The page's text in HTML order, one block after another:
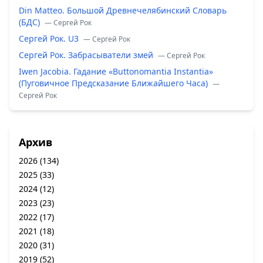
Din Matteo. Большой Древнечелябинский Словарь
(БДС) — Сергей Рок
Сергей Рок. U3 — Сергей Рок
Сергей Рок. Забрасыватели змей — Сергей Рок
Iwen Jacobia. Гадание «Buttonomantia Instantia»
(Пуговичное Предсказание Ближайшего Часа) —
Сергей Рок
Архив
2026 (134)
2025 (33)
2024 (12)
2023 (23)
2022 (17)
2021 (18)
2020 (31)
2019 (52)